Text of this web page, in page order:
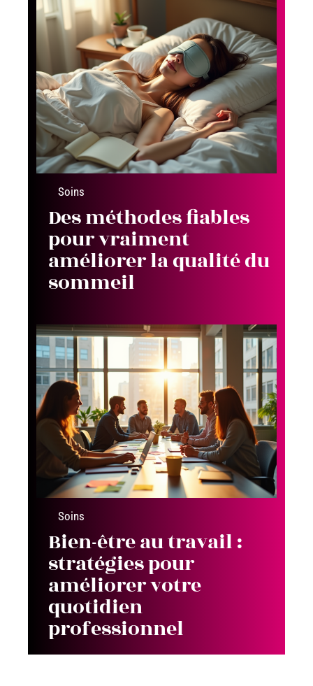
Soins
Des méthodes fiables
pour vraiment
améliorer la qualité du
sommeil
Soins
Bien-être au travail :
stratégies pour
améliorer votre
quotidien
professionnel